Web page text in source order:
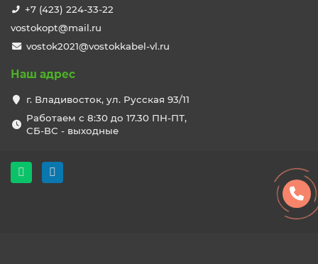
+7 (423) 224-33-22
vostokopt@mail.ru
vostok2021@vostokkabel-vl.ru
Наш адрес
г. Владивосток, ул. Русская 93/11
Работаем с 8:30 до 17.30 ПН-ПТ,
СБ-ВС - выходные